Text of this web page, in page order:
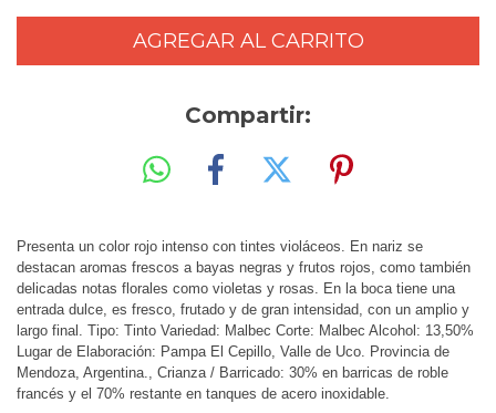
Compartir:
Presenta un color rojo intenso con tintes violáceos. En nariz se
destacan aromas frescos a bayas negras y frutos rojos, como también
delicadas notas florales como violetas y rosas. En la boca tiene una
entrada dulce, es fresco, frutado y de gran intensidad, con un amplio y
largo final. Tipo: Tinto Variedad: Malbec Corte: Malbec Alcohol: 13,50%
Lugar de Elaboración: Pampa El Cepillo, Valle de Uco. Provincia de
Mendoza, Argentina., Crianza / Barricado: 30% en barricas de roble
francés y el 70% restante en tanques de acero inoxidable.